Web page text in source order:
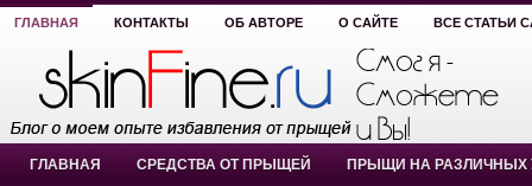
ГЛАВНАЯ КОНТАКТЫ ОБ АВТОРЕ О САЙТЕ ВСЕ СТАТЬИ
ГЛАВНАЯ СРЕДСТВА ОТ ПРЫЩЕЙ ПРЫЩИ НА РАЗЛИЧНЫХ